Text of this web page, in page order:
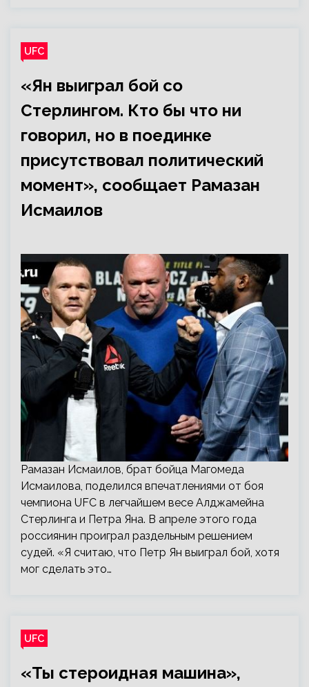
UFC
«Ян выиграл бой со
Стерлингом. Кто бы что ни
говорил, но в поединке
присутствовал политический
момент», сообщает Рамазан
Исмаилов
Рамазан Исмаилов, брат бойца Магомеда
Исмаилова, поделился впечатлениями от боя
чемпиона UFC в легчайшем весе Алджамейна
Стерлинга и Петра Яна. В апреле этого года
россиянин проиграл раздельным решением
судей. «Я считаю, что Петр Ян выиграл бой, хотя
мог сделать это…
UFC
«Ты стероидная машина»,